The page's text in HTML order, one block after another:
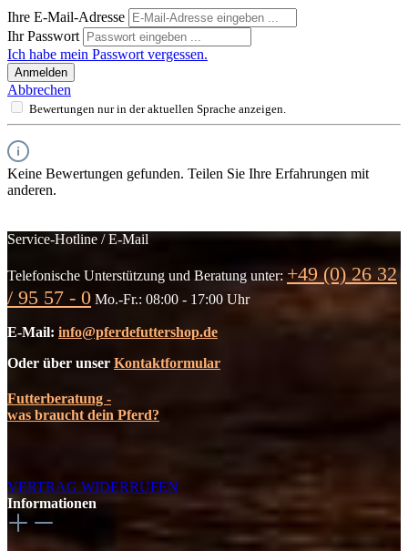
Ihre E-Mail-Adresse
Ihr Passwort
Ich habe mein Passwort vergessen.
Anmelden
Abbrechen
Bewertungen nur in der aktuellen Sprache anzeigen.
Keine Bewertungen gefunden. Teilen Sie Ihre Erfahrungen mit
anderen.
Service-Hotline / E-Mail
Telefonische Unterstützung und Beratung unter: +49 (0) 26 32
/ 95 57 - 0 Mo.-Fr.: 08:00 - 17:00 Uhr
E-Mail: info@pferdefuttershop.de
Oder über unser Kontaktformular
Futterberatung -
was braucht dein Pferd?
VERTRAG WIDERRUFEN
Informationen